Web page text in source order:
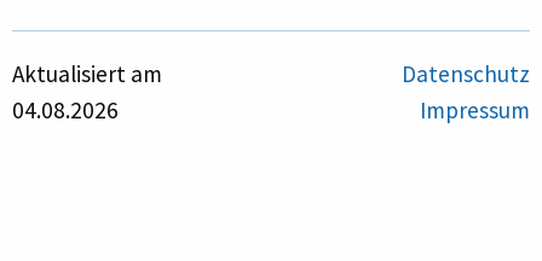
Aktualisiert am
04.08.2026
Datenschutz
Impressum